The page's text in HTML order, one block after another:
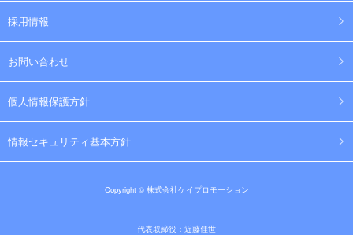
採用情報
お問い合わせ
個人情報保護方針
情報セキュリティ基本方針
Copyright © 株式会社ケイプロモーション
代表取締役：近藤佳世